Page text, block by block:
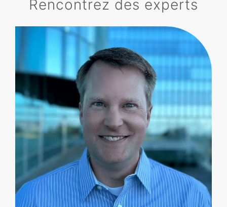
Rencontrez des experts